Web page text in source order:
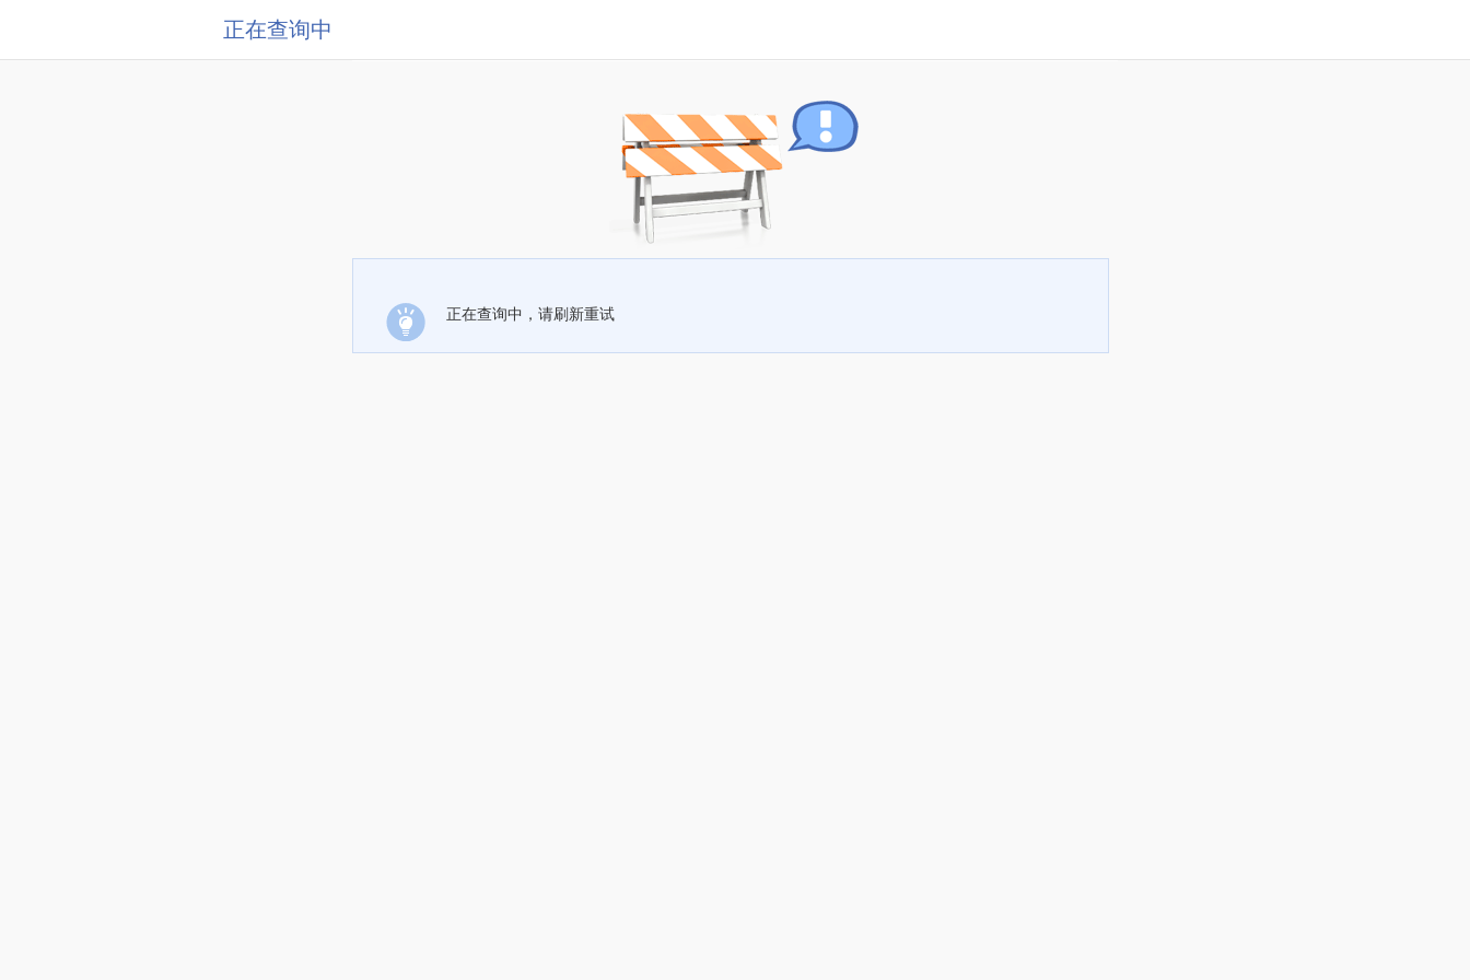
正在查询中
正在查询中，请刷新重试